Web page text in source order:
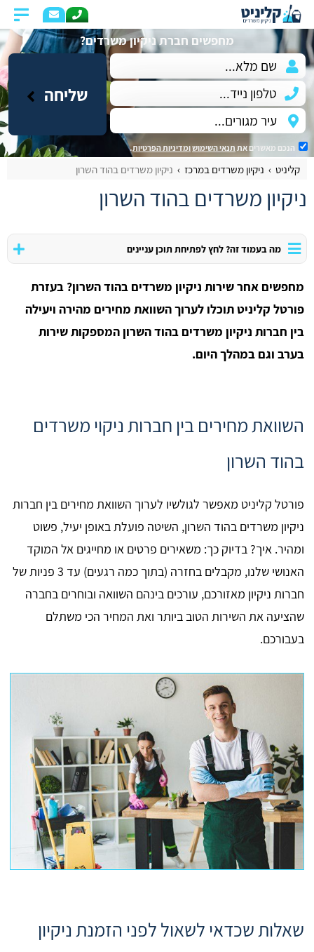
מחפשים חברת ניקיון משרדים?
שליחה
הנכם מאשרים את תנאי השימושומדיניות הפרטיות.
קליניט ניקיון משרדים במרכז ניקיון משרדים בהוד השרון
ניקיון משרדים בהוד השרון
מה בעמוד זה? לחץ לפתיחת תוכן עניינים
מחפשים אחר שירות ניקיון משרדים בהוד השרון? בעזרת
פורטל קליניט תוכלו לערוך השוואת מחירים מהירה ויעילה
בין חברות ניקיון משרדים בהוד השרון המספקות שירות
בערב וגם במהלך היום.
השוואת מחירים בין חברות ניקוי משרדים
בהוד השרון
פורטל קליניט מאפשר לגולשיו לערוך השוואת מחירים בין חברות
ניקיון משרדים בהוד השרון, השיטה פועלת באופן יעיל, פשוט
ומהיר. איך? בדיוק כך: משאירים פרטים או מחייגים אל המוקד
האנושי שלנו, מקבלים בחזרה (בתוך כמה רגעים) עד 3 פניות של
חברות ניקיון מאזורכם, עורכים בינהם השוואה ובוחרים בחברה
שהציעה את השירות הטוב ביותר ואת המחיר הכי משתלם
בעבורכם.
שאלות שכדאי לשאול לפני הזמנת ניקיון